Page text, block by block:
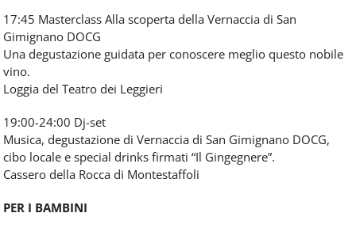
17:45 Masterclass Alla scoperta della Vernaccia di San
Gimignano DOCG
Una degustazione guidata per conoscere meglio questo nobile
vino.
Loggia del Teatro dei Leggieri
19:00-24:00 Dj-set
Musica, degustazione di Vernaccia di San Gimignano DOCG,
cibo locale e special drinks firmati “Il Gingegnere”.
Cassero della Rocca di Montestaffoli
PER I BAMBINI